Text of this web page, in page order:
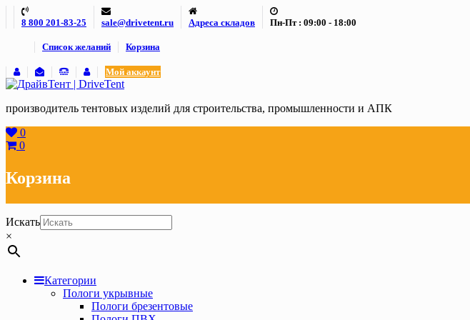
Skip
8 800 201-83-25 sale@drivetent.ru Адреса складов Пн-Пт : 09:00 - 18:00
Список желаний Корзина
Мой аккаунт
производитель тентовых изделий для строительства, промышленности и АПК
0
0
Корзина
Искать
×
Категории
Пологи укрывные
Пологи брезентовые